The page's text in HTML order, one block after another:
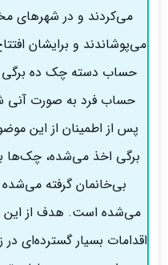
می‌کردند و در شهرهای
می‌پوشاندند و برایشان
حساب دسته چک ده برگی
حساب فرد به صورت آنی
برگی اخذ می‌شده، چک‌ها
بی‌خانمان گرفته
می‌شده است. هدف از این
اقدامات بسیار گسترده‌ای